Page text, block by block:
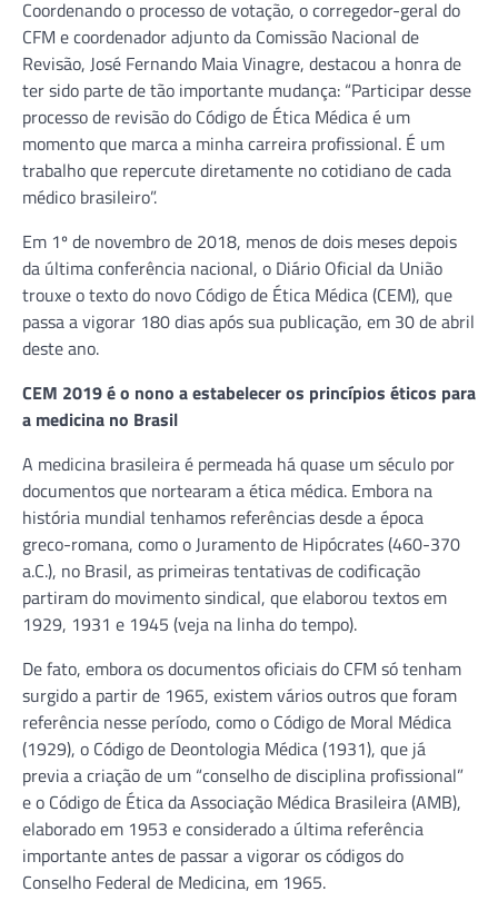
Coordenando o processo de votação, o corregedor-geral do
CFM e coordenador adjunto da Comissão Nacional de
Revisão, José Fernando Maia Vinagre, destacou a honra de
ter sido parte de tão importante mudança: “Participar desse
processo de revisão do Código de Ética Médica é um
momento que marca a minha carreira profissional. É um
trabalho que repercute diretamente no cotidiano de cada
médico brasileiro”.
Em 1º de novembro de 2018, menos de dois meses depois
da última conferência nacional, o Diário Oficial da União
trouxe o texto do novo Código de Ética Médica (CEM), que
passa a vigorar 180 dias após sua publicação, em 30 de abril
deste ano.
CEM 2019 é o nono a estabelecer os princípios éticos para
a medicina no Brasil
A medicina brasileira é permeada há quase um século por
documentos que nortearam a ética médica. Embora na
história mundial tenhamos referências desde a época
greco-romana, como o Juramento de Hipócrates (460-370
a.C.), no Brasil, as primeiras tentativas de codificação
partiram do movimento sindical, que elaborou textos em
1929, 1931 e 1945 (veja na linha do tempo).
De fato, embora os documentos oficiais do CFM só tenham
surgido a partir de 1965, existem vários outros que foram
referência nesse período, como o Código de Moral Médica
(1929), o Código de Deontologia Médica (1931), que já
previa a criação de um “conselho de disciplina profissional”
e o Código de Ética da Associação Médica Brasileira (AMB),
elaborado em 1953 e considerado a última referência
importante antes de passar a vigorar os códigos do
Conselho Federal de Medicina, em 1965.